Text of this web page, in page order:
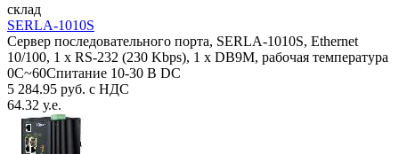
склад
SERLA-1010S
Сервер последовательного порта, SERLA-1010S, Ethernet
10/100, 1 x RS-232 (230 Kbps), 1 x DB9M, рабочая температура
0C~60Спитание 10-30 В DC
5 284.95 руб. с НДС
64.32 у.е.